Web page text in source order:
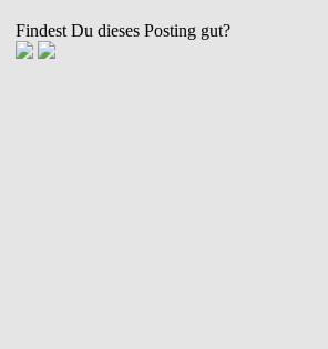
Findest Du dieses Posting gut?